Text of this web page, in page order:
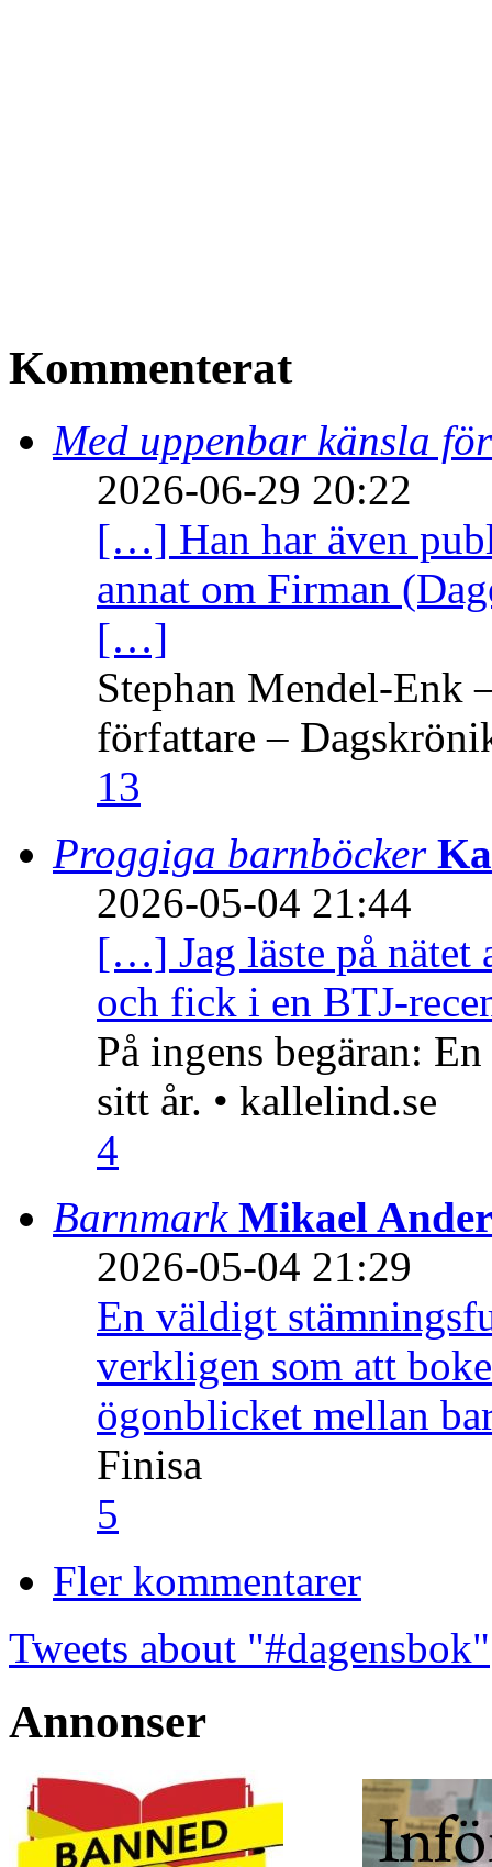
Kommenterat
Med uppenbar känsla
2026-06-29 20:22
[…] Han har även
annat om Firman
[…]
Stephan Mendel-Enk
författare –
13
Proggiga barnböcker
2026-05-04 21:44
[…] Jag läste på nätet
och fick i en BTJ-
På ingens begäran:
sitt år. • kallelind.se
4
Barnmark Mikael
2026-05-04 21:29
En väldigt
verkligen som att
ögonblicket mellan
Finisa
5
Fler kommentarer
Tweets about "#dagensbok"
Annonser